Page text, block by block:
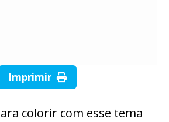
Imprimir
colorir com esse tema